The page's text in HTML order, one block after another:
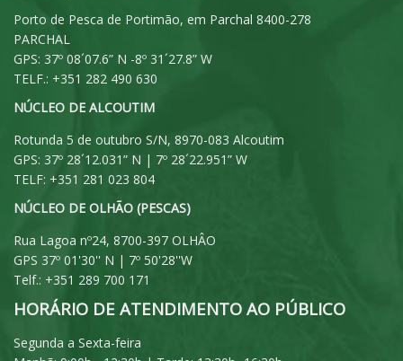
Porto de Pesca de Portimão, em Parchal 8400-278
PARCHAL
GPS: 37º 08´07.6” N -8º 31´27.8” W
TELF.: +351 282 490 630
NÚCLEO DE ALCOUTIM
Rotunda 5 de outubro S/N, 8970-083 Alcoutim
GPS: 37º 28´12.031” N | 7º 28´22.951” W
TELF: +351 281 023 804
NÚCLEO DE OLHÃO (PESCAS)
Rua Lagoa nº24, 8700-397 OLHÂO
GPS 37º 01'30'' N | 7º 50'28''W
Telf.: +351 289 700 171
HORÁRIO DE ATENDIMENTO AO PÚBLICO
Segunda a Sexta-feira